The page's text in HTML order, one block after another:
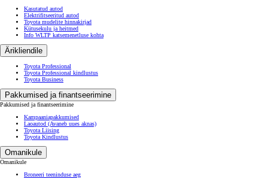
Kasutatud autod
Elektrifitseeritud autod
Toyota mudelite hinnakirjad
Kütusekulu ja heitmed
Info WLTP katsemenetluse kohta
Ärikliendile
Toyota Professional
Toyota Professional kindlustus
Toyota Business
Pakkumised ja finantseerimine
Pakkumised ja finantseerimine
Kampaaniapakkumised
Laoautod (Avaneb uues aknas)
Toyota Liising
Toyota Kindlustus
Omanikule
Omanikule
Broneeri teeninduse aeg